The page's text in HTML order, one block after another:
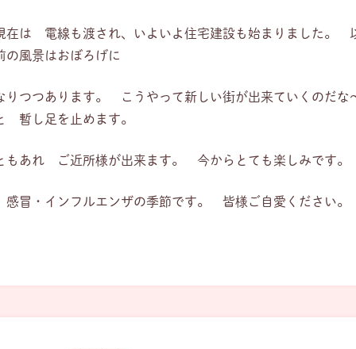
在は 電線も渡され、いよいよ住宅建設も始まりました。
の風景はおぼろげに
りつつあります。 こうやって新しい街が出来ていくのだな
暫し足を止めます。
もあれ ご近所様が出来ます。 今からとても楽しみです。
冒・インフルエンザの季節です。 皆様ご自愛ください。